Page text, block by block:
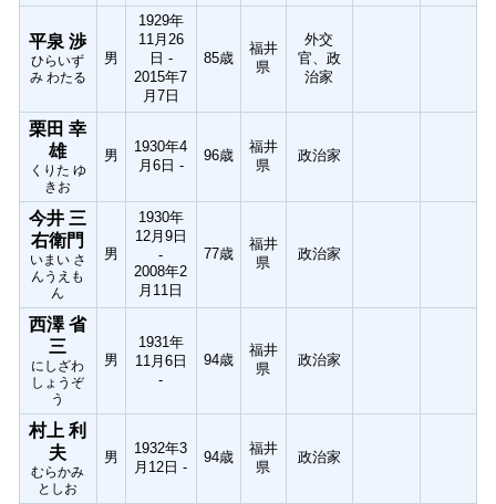
平泉 渉
ひらいず
み わたる
男
1929年
11月26
日 -
2015年7
月7日
85歳
福井
県
外交
官、政
治家
栗田 幸
雄
くりた ゆ
きお
男
1930年4
月6日 -
96歳
福井
県
政治家
今井 三
右衛門
いまい さ
んうえも
ん
男
1930年
12月9日
-
2008年2
月11日
77歳
福井
県
政治家
西澤 省
三
にしざわ
しょうぞ
う
男
1931年
11月6日
-
94歳
福井
県
政治家
村上 利
夫
むらかみ
としお
男
1932年3
月12日 -
94歳
福井
県
政治家